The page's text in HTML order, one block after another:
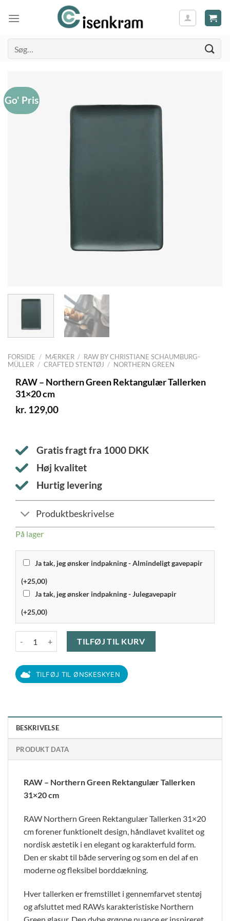
efter:
FORSIDE / MÆRKER / RAW BY CHRISTIANE SCHAUMBURG-
MÜLLER / CRAFTED STENTØJ / NORTHERN GREEN
Go' Pris
RAW – Northern Green Rektangulær Tallerken
31×20 cm
kr. 129,00
Gratis fragt fra 1000 DKK
Høj kvalitet
Hurtig levering
Produktbeskrivelse
På lager
Ja tak, jeg ønsker indpakning - Almindeligt gavepapir
(+25,00)
Ja tak, jeg ønsker indpakning - Julegavepapir
(+25,00)
TILFØJ TIL KURV
TILFØJ TIL ØNSKESKYEN
BESKRIVELSE
PRODUKT DATA
RAW – Northern Green Rektangulær Tallerken
31×20 cm
RAW Northern Green Rektangulær Tallerken 31×20
cm forener funktionelt design, håndlavet kvalitet og
nordisk æstetik i en elegant og karakterfuld form.
Den er skabt til både servering og som en del af en
moderne og fleksibel borddækning.
Hver tallerken er fremstillet i gennemfarvet stentøj
og afsluttet med RAWs karakteristiske Northern
Green glasur. Den dybe grønne nuance er inspireret